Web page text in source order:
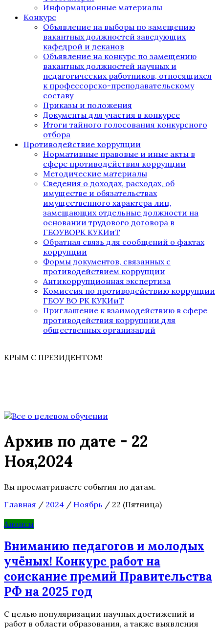
Информационные материалы
Конкурс
Объявление на выборы по замещению
вакантных должностей заведующих
кафедрой и деканов
Объявление на конкурс по замещению
вакантных должностей научных и
педагогических работников, относящихся
к профессорско-преподавательскому
составу
Приказы и положения
Документы для участия в конкурсе
Итоги тайного голосования конкурсного
отбора
Противодействие коррупции
Нормативные правовые и иные акты в
сфере противодействия коррупции
Методические материалы
Сведения о доходах, расходах, об
имуществе и обязательствах
имущественного характера лиц,
замещающих отдельные должности на
основании трудового договора в
ГБОУВОРК КУКИиТ
Обратная связь для сообщений о фактах
коррупции
Формы документов, связанных с
противодействием коррупции
Антикоррупционная экспертиза
Комиссия по противодействию коррупции
ГБОУ ВО РК КУКИиТ
Приглашение к взаимодействию в сфере
противодействия коррупции для
общественных организаций
КРЫМ С ПРЕЗИДЕНТОМ!
Архив по дате - 22
Ноя,2024
Вы просматриваете события по датам.
Главная / 2024 / Ноябрь / 22 (Пятница)
Анонсы
Вниманию педагогов и молодых
учёных! Конкурс работ на
соискание премий Правительства
РФ на 2025 год
С целью популяризации научных достижений и
работ в области образования, а также выявления